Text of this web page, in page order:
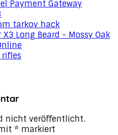
Payment Gateway
tarkov hack
X3 Long Beard - Mossy Oak
nicht veröffentlicht.
* markiert